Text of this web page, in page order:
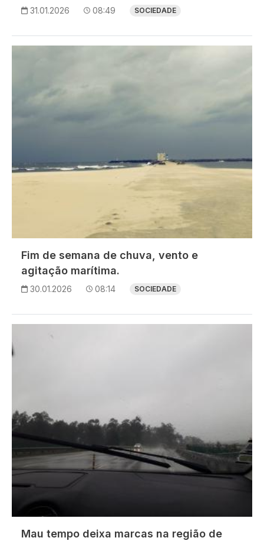
31.01.2026 08:49 SOCIEDADE
Fim de semana de chuva, vento e
agitação marítima.
30.01.2026 08:14 SOCIEDADE
Mau tempo deixa marcas na região de